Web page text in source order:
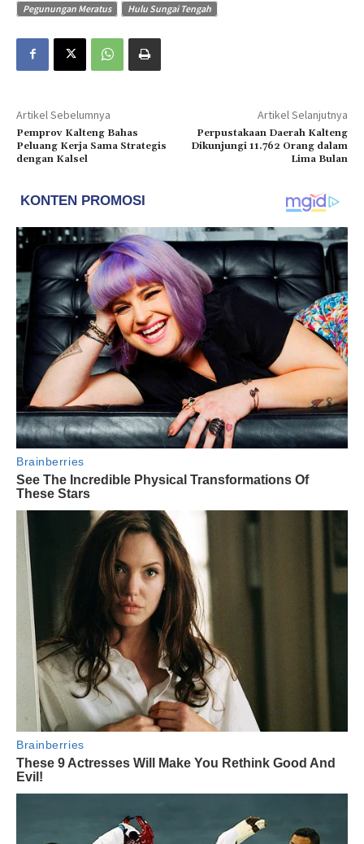
Pegunungan Meratus
Hulu Sungai Tengah
Artikel Sebelumnya
Pemprov Kalteng Bahas
Peluang Kerja Sama Strategis
dengan Kalsel
Artikel Selanjutnya
Perpustakaan Daerah Kalteng
Dikunjungi 11.762 Orang dalam
Lima Bulan